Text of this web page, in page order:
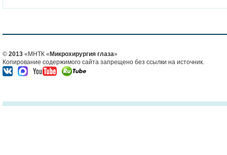
© 2013 «МНТК « Микрохирургия глаза»
Копирование содержимого сайта запрещено без ссылки на источник.